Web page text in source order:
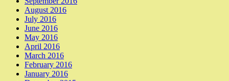
August 2016
July 2016
June 2016
May 2016
April 2016
March 2016
February 2016
January 2016